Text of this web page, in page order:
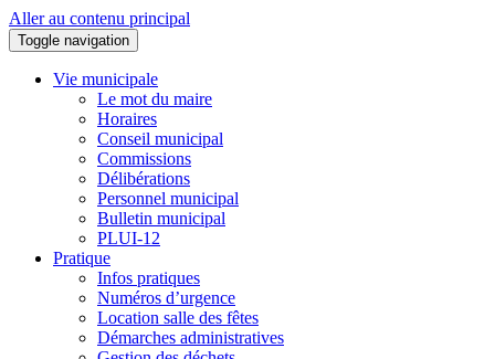
Aller au contenu principal
Toggle navigation
Vie municipale
Le mot du maire
Horaires
Conseil municipal
Commissions
Délibérations
Personnel municipal
Bulletin municipal
PLUI-12
Pratique
Infos pratiques
Numéros d’urgence
Location salle des fêtes
Démarches administratives